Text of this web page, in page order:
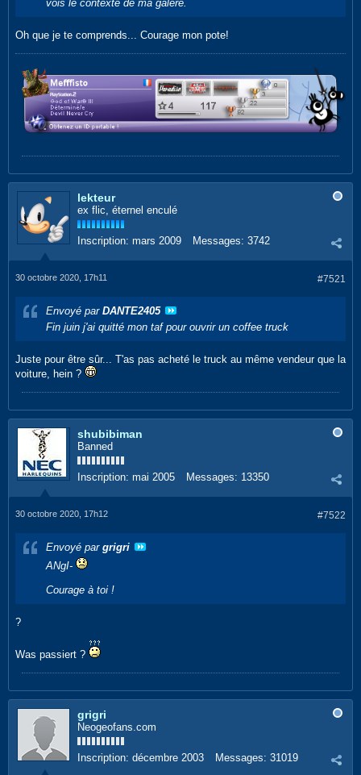
vois le contexte de ma galère.
Oh que je te comprends... Courage mon pote!
lekteur
ex flic, éternel enculé
Inscription: mars 2009 Messages: 3742
#7521
30 octobre 2020, 17h11
Envoyé par DANTE2405
Fin juin j'ai quitté mon taf pour ouvrir un coffee truck
Juste pour être sûr... T'as pas acheté le truck au même vendeur que la
voiture, hein ?
shubibiman
Banned
Inscription: mai 2005 Messages: 13350
#7522
30 octobre 2020, 17h12
Envoyé par grigri
ANgI-
Courage à toi !
?
Was passiert ?
grigri
Neogeofans.com
Inscription: décembre 2003 Messages: 31019